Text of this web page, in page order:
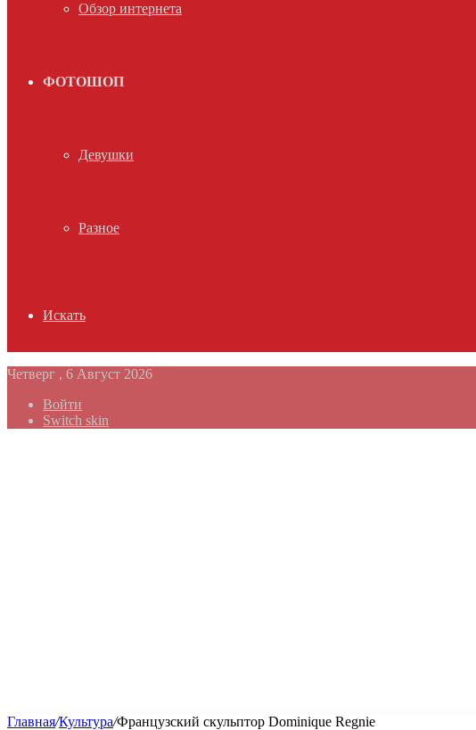
Обзор интернета
ФОТОШОП
Девушки
Разное
Искать
Четверг , 6 Август 2026
Войти
Switch skin
Главная/Культура/Французский скульптор Dominique Regnie